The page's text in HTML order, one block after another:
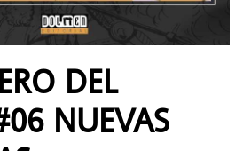
DEL
NUEVAS